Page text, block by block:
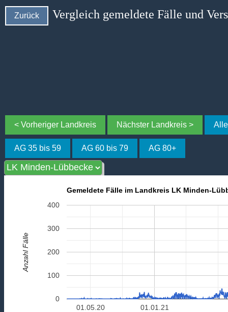
Zurück Vergleich gemeldete Fälle und
< Vorheriger Landkreis Nächster Landkreis >
AG 35 bis 59 AG 60 bis 79 AG 80+
Gemeldete Fälle im Landkreis LK Minden-
01.01.21
01.05.20
0
100
200
300
400
Anzahl Fälle